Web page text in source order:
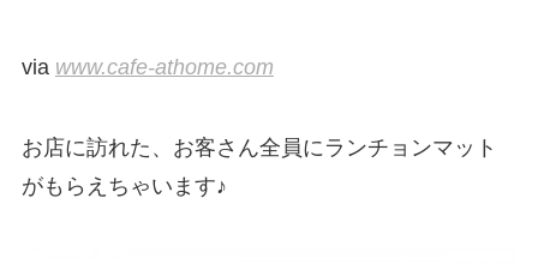
via www.cafe-athome.com
お店に訪れた、お客さん全員にランチョンマット
がもらえちゃいます♪